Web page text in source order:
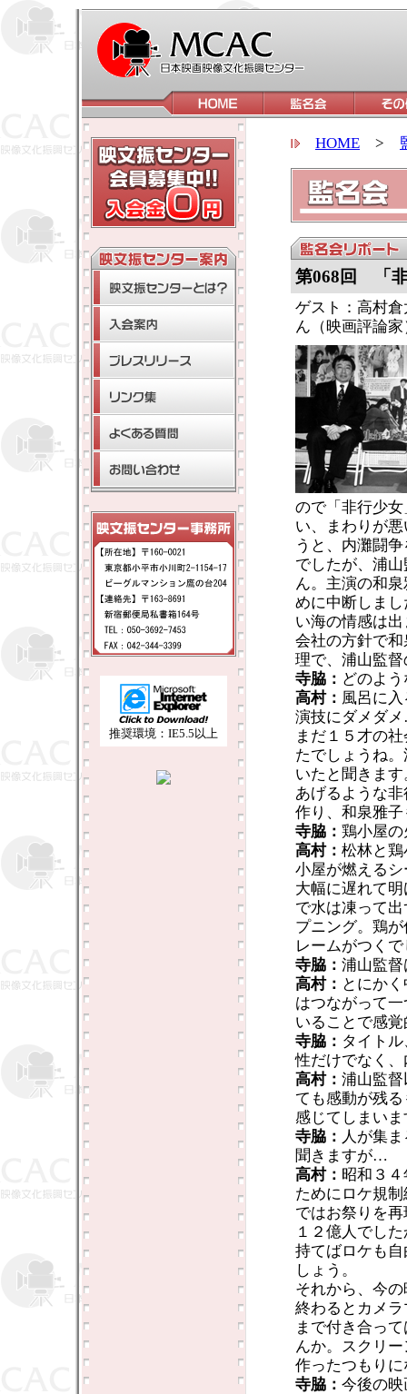
推奨環境：IE5.5以上
HOME >
第068回 「
ゲスト：高村
ん（映画評論家
ので「非行少
い、まわりが
うと、内灘闘
でしたが、浦
ん。主演の和
めに中断しま
い海の情感は
会社の方針で
理で、浦山監
寺脇： どのよ
高村： 風呂に
演技にダメダ
まだ１５才の
たでしょうね
いたと聞きま
あげるような
作り、和泉雅
寺脇： 鶏小屋
高村： 松林と
小屋が燃える
大幅に遅れて
で水は凍って
プニング。鶏
レームがつく
寺脇： 浦山監
高村： とにか
はつながって
いることで感
寺脇： タイト
性だけでなく
高村： 浦山監
ても感動が残
感じてしまい
寺脇： 人が集
聞きますが…
高村： 昭和３
ためにロケ規
ではお祭りを
１２億人でし
持てばロケも
しょう。
それから、今
終わるとカメ
まで付き合っ
んか。スクリ
作ったつもり
寺脇： 今後の